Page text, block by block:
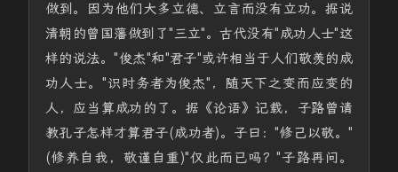
做到。因为他们大多立德、立言而没有立功。据说
清朝的曾国藩做到了"三立"。古代没有"成功人士"这
样的说法。"俊杰"和"君子"或许相当于人们敬羡的成
功人士。"识时务者为俊杰"，随天下之变而应变的
人，应当算成功的了。据《论语》记载，子路曾请
教孔子怎样才算君子(成功者)。子曰："修己以敬。"
(修养自我，敬谨自重)"仅此而已吗？"子路再问。